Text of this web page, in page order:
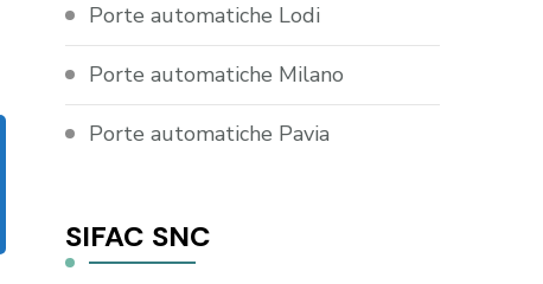
Porte automatiche Lodi
Porte automatiche Milano
Porte automatiche Pavia
SIFAC SNC